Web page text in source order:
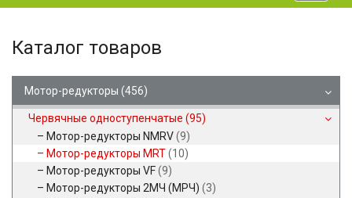
Каталог товаров
Мотор-редукторы (456)
Червячные одноступенчатые (95)
Мотор-редукторы NMRV(9)
Мотор-редукторы MRT(10)
Мотор-редукторы VF(9)
Мотор-редукторы 2МЧ (МРЧ) (3)